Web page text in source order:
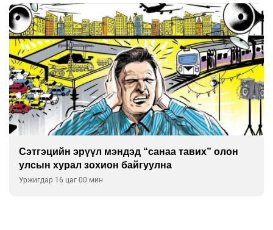
Сэтгэцийн эрүүл мэндэд “санаа тавих” олон
улсын хурал зохион байгуулна
Уржигдар 16 цаг 00 мин